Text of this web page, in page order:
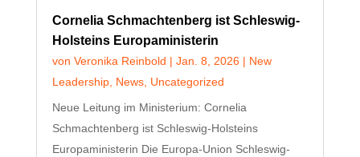
Cornelia Schmachtenberg ist Schleswig-
Holsteins Europaministerin
von Veronika Reinbold | Jan. 8, 2026| New
Leadership, News, Uncategorized
Neue Leitung im Ministerium: Cornelia
Schmachtenberg ist Schleswig-Holsteins
Europaministerin Die Europa-Union Schleswig-